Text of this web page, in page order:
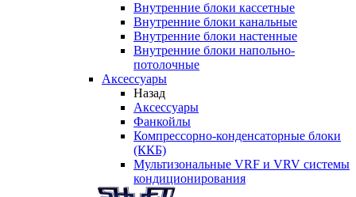
Внутренние блоки кассетные
Внутренние блоки канальные
Внутренние блоки настенные
Внутренние блоки напольно-
потолочные
Аксессуары
Назад
Аксессуары
Фанкойлы
Компрессорно-конденсаторные блоки
(ККБ)
Мультизональные VRF и VRV системы
кондиционирования